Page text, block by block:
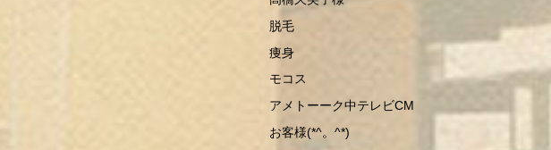
脱毛
痩身
モコス
アメトーーク中テレビCM
お客様(*^。^*)